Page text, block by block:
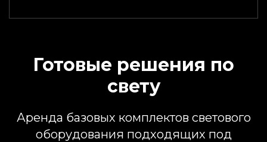
Готовые решения по
свету
Аренда базовых комплектов светового
оборудования подходящих под